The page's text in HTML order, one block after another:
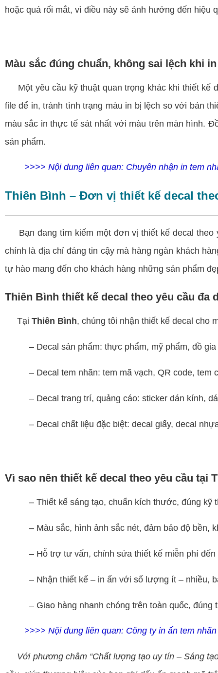
hoặc quá rối mắt, vì điều này sẽ ảnh hưởng đến hiệu
Màu sắc đúng chuẩn, không sai lệch khi in
Một yêu cầu kỹ thuật quan trọng khác khi thiết kế
file để in, tránh tình trạng màu in bị lệch so với bản
màu sắc in thực tế sát nhất với màu trên màn hình.
sản phẩm.
>>>> Nội dung liên quan: Chuyên nhận in tem
Thiên Bình – Đơn vị thiết kế decal
Bạn đang tìm kiếm một đơn vị thiết kế decal theo
chính là địa chỉ đáng tin cậy mà hàng ngàn khách
tự hào mang đến cho khách hàng những sản phẩm
Thiên Bình thiết kế decal theo yêu cầu đa
Tại Thiên Bình, chúng tôi nhận thiết kế decal cho
– Decal sản phẩm: thực phẩm, mỹ phẩm, đồ gia
– Decal tem nhãn: tem mã vạch, QR code, tem
– Decal trang trí, quảng cáo: sticker dán kính,
– Decal chất liệu đặc biệt: decal giấy, decal
Vì sao nên thiết kế decal theo yêu cầu tại
– Thiết kế sáng tạo, chuẩn kích thước, đúng kỹ
– Màu sắc, hình ảnh sắc nét, đảm bảo độ bền,
– Hỗ trợ tư vấn, chỉnh sửa thiết kế miễn phí đến
– Nhận thiết kế – in ấn với số lượng ít – nhiều,
– Giao hàng nhanh chóng trên toàn quốc, đúng
>>>> Nội dung liên quan: Công ty in ấn tem
Với phương châm “Chất lượng tạo uy tín – Sáng